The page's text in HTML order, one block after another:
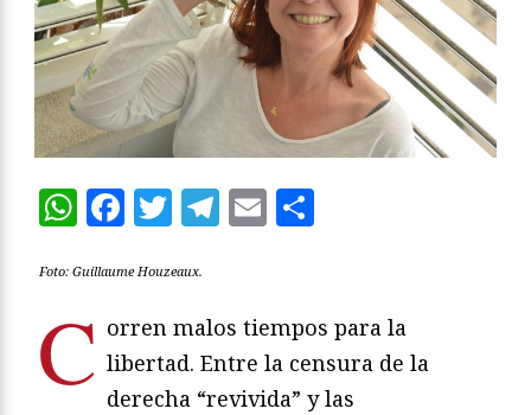
WhatsApp
Facebook
Twitter
Telegram
Email
Foto: Guillaume Houzeaux.
C orren malos tiempos para la
libertad. Entre la censura de la
derecha “revivida” y las